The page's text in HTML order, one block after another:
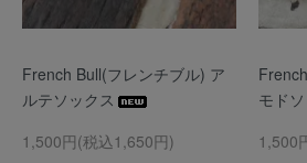
French Bull(フレンチブル) ア
ルテソックス
1,500円(税込1,650円)
モド
1,500